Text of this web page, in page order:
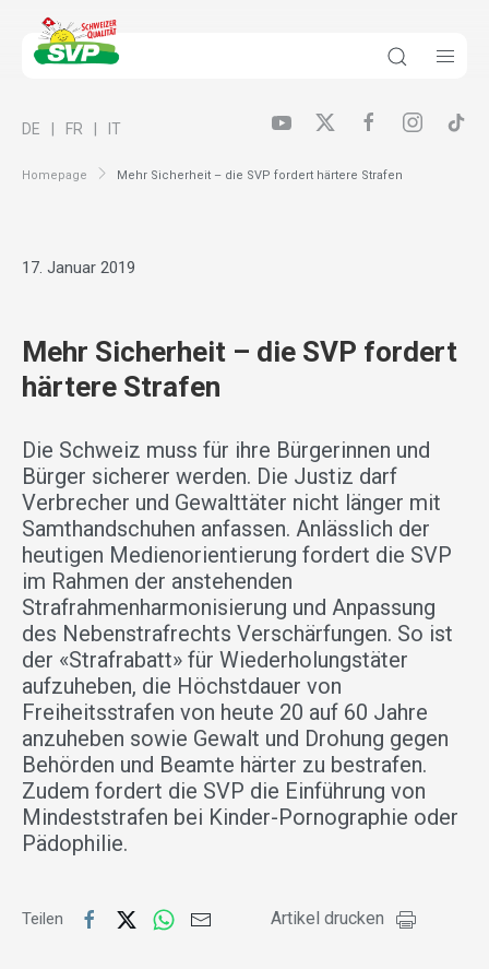
Homepage Mehr Sicherheit – die SVP fordert härtere Strafen
DE FR IT
17. Januar 2019
Mehr Sicherheit – die SVP fordert
härtere Strafen
Die Schweiz muss für ihre Bürgerinnen und
Bürger sicherer werden. Die Justiz darf
Verbrecher und Gewalttäter nicht länger mit
Samthandschuhen anfassen. Anlässlich der
heutigen Medienorientierung fordert die SVP
im Rahmen der anstehenden
Strafrahmenharmonisierung und Anpassung
des Nebenstrafrechts Verschärfungen. So ist
der «Strafrabatt» für Wiederholungstäter
aufzuheben, die Höchstdauer von
Freiheitsstrafen von heute 20 auf 60 Jahre
anzuheben sowie Gewalt und Drohung gegen
Behörden und Beamte härter zu bestrafen.
Zudem fordert die SVP die Einführung von
Mindeststrafen bei Kinder-Pornographie oder
Pädophilie.
Teilen Artikel drucken